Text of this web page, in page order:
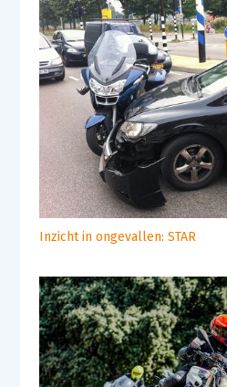
Inzicht in ongevallen: STAR